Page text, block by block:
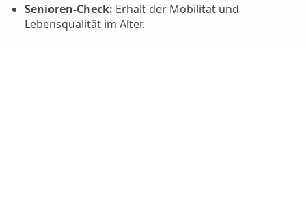
Senioren-Check: Erhalt der Mobilität und
Lebensqualität im Alter.